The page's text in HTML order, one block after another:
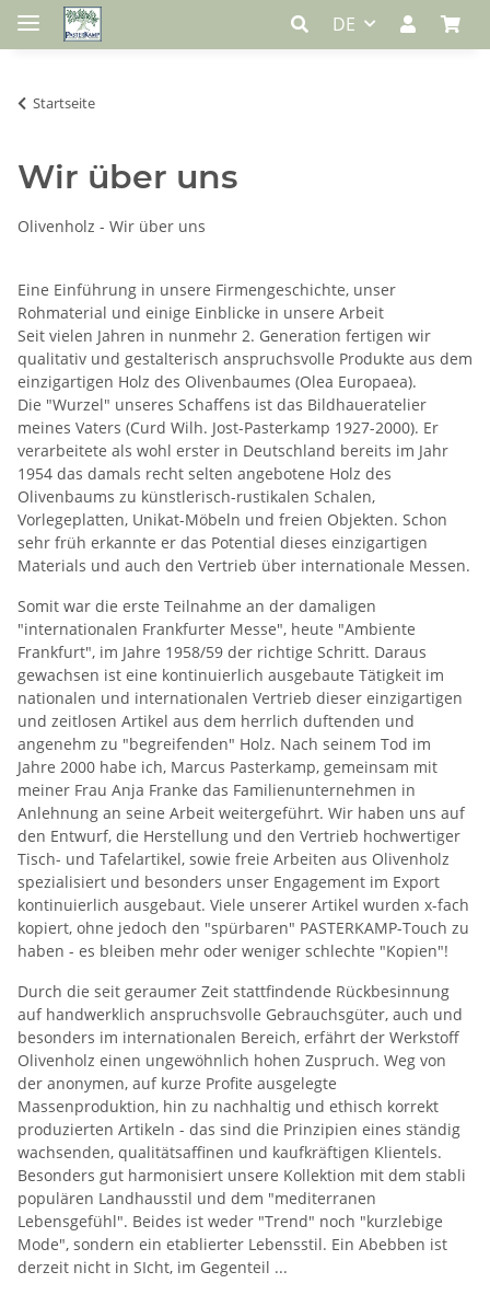
DE
Startseite
Wir über uns
Olivenholz - Wir über uns
Eine Einführung in unsere Firmengeschichte, unser
Rohmaterial und einige Einblicke in unsere Arbeit
Seit vielen Jahren in nunmehr 2. Generation fertigen wir
qualitativ und gestalterisch anspruchsvolle Produkte aus dem
einzigartigen Holz des Olivenbaumes (Olea Europaea).
Die "Wurzel" unseres Schaffens ist das Bildhaueratelier
meines Vaters (Curd Wilh. Jost-Pasterkamp 1927-2000). Er
verarbeitete als wohl erster in Deutschland bereits im Jahr
1954 das damals recht selten angebotene Holz des
Olivenbaums zu künstlerisch-rustikalen Schalen,
Vorlegeplatten, Unikat-Möbeln und freien Objekten. Schon
sehr früh erkannte er das Potential dieses einzigartigen
Materials und auch den Vertrieb über internationale Messen.
Somit war die erste Teilnahme an der damaligen
"internationalen Frankfurter Messe", heute "Ambiente
Frankfurt", im Jahre 1958/59 der richtige Schritt. Daraus
gewachsen ist eine kontinuierlich ausgebaute Tätigkeit im
nationalen und internationalen Vertrieb dieser einzigartigen
und zeitlosen Artikel aus dem herrlich duftenden und
angenehm zu "begreifenden" Holz. Nach seinem Tod im
Jahre 2000 habe ich, Marcus Pasterkamp, gemeinsam mit
meiner Frau Anja Franke das Familienunternehmen in
Anlehnung an seine Arbeit weitergeführt. Wir haben uns auf
den Entwurf, die Herstellung und den Vertrieb hochwertiger
Tisch- und Tafelartikel, sowie freie Arbeiten aus Olivenholz
spezialisiert und besonders unser Engagement im Export
kontinuierlich ausgebaut. Viele unserer Artikel wurden x-fach
kopiert, ohne jedoch den "spürbaren" PASTERKAMP-Touch zu
haben - es bleiben mehr oder weniger schlechte "Kopien"!
Durch die seit geraumer Zeit stattfindende Rückbesinnung
auf handwerklich anspruchsvolle Gebrauchsgüter, auch und
besonders im internationalen Bereich, erfährt der Werkstoff
Olivenholz einen ungewöhnlich hohen Zuspruch. Weg von
der anonymen, auf kurze Profite ausgelegte
Massenproduktion, hin zu nachhaltig und ethisch korrekt
produzierten Artikeln - das sind die Prinzipien eines ständig
wachsenden, qualitätsaffinen und kaufkräftigen Klientels.
Besonders gut harmonisiert unsere Kollektion mit dem stabli
populären Landhausstil und dem "mediterranen
Lebensgefühl". Beides ist weder "Trend" noch "kurzlebige
Mode", sondern ein etablierter Lebensstil. Ein Abebben ist
derzeit nicht in SIcht, im Gegenteil ...